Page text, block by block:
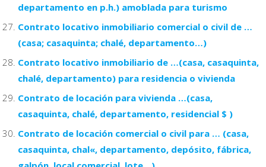
departamento en p.h.) amoblada para turismo
Contrato locativo inmobiliario comercial o civil de …
(casa; casaquinta; chalé, departamento…)
Contrato locativo inmobiliario de …(casa, casaquinta,
chalé, departamento) para residencia o vivienda
Contrato de locación para vivienda …(casa,
casaquinta, chalé, departamento, residencial $ )
Contrato de locación comercial o civil para … (casa,
casaquinta, chal«, departamento, depósito, fábrica,